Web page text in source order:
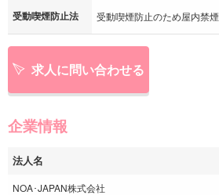
受動喫煙防止法 受動喫煙防止のため屋内禁煙
求人に問い合わせる
企業情報
法人名
NOA･JAPAN株式会社